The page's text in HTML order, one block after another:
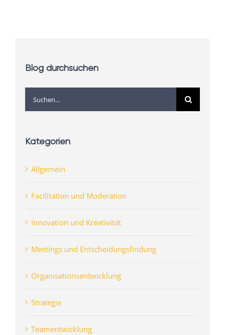
Blog durchsuchen
Suche
nach:
Kategorien
Allgemein
Facilitation und Moderation
Innovation und Kreativität
Meetings und Entscheidungsfindung
Organisationsentwicklung
Strategie
Teamentwicklung